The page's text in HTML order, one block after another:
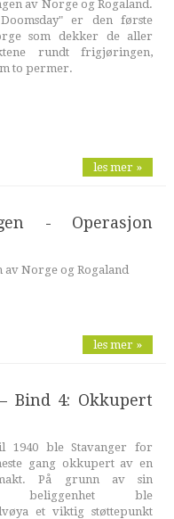
av Norge og Rogaland.
er den første
som dekker de aller
rundt frigjøringen,
to permer.
les mer »
- Operasjon
Norge og Rogaland
les mer »
Bind 4: Okkupert
1940 ble Stavanger for
gang okkupert av en
På grunn av sin
beliggenhet ble
et viktig støttepunkt